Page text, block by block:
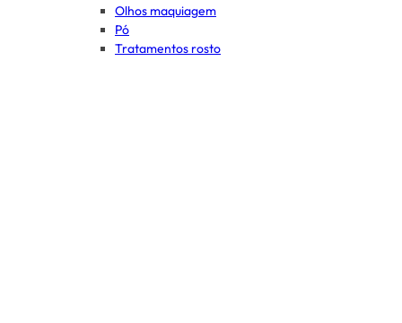
Olhos maquiagem
Pó
Tratamentos rosto